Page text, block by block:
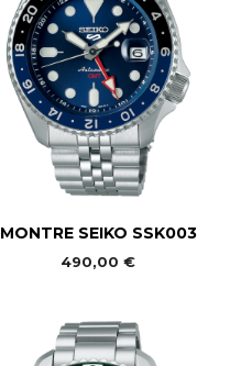
Aperçu rapide
MONTRE SEIKO SSK003
490,00 €